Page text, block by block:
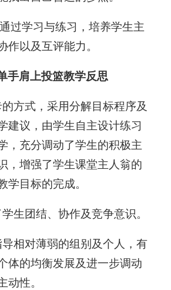
过学习与练习，培养学生主
作以及互评能力。
手肩上投篮教学反思
方式，采用分解目标程序及
建议，由学生自主设计练习
，充分调动了学生的积极主
，增强了学生课堂主人翁的
学目标的完成。
生团结、协作及竞争意识。
相对薄弱的组别及个人，有
体的均衡发展及进一步调动
性。